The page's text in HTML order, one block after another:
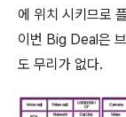
에 위치 시키므로
이번 Big Deal은
도 무리가 없다.